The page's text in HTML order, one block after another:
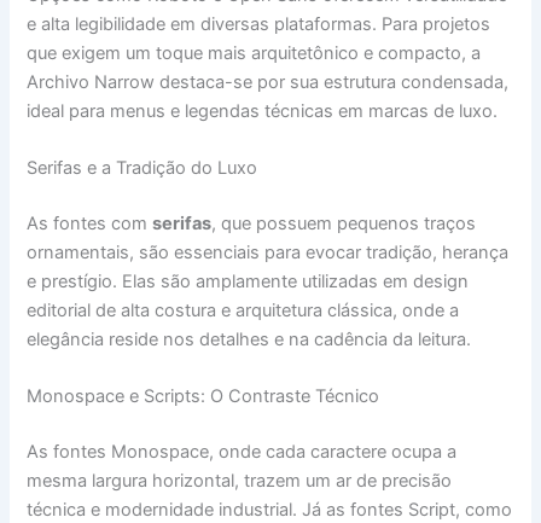
e alta legibilidade em diversas plataformas. Para projetos
que exigem um toque mais arquitetônico e compacto, a
Archivo Narrow destaca-se por sua estrutura condensada,
ideal para menus e legendas técnicas em marcas de luxo.
Serifas e a Tradição do Luxo
As fontes comserifas, que possuem pequenos traços
ornamentais, são essenciais para evocar tradição, herança
e prestígio. Elas são amplamente utilizadas em design
editorial de alta costura e arquitetura clássica, onde a
elegância reside nos detalhes e na cadência da leitura.
Monospace e Scripts: O Contraste Técnico
As fontes Monospace, onde cada caractere ocupa a
mesma largura horizontal, trazem um ar de precisão
técnica e modernidade industrial. Já as fontes Script, como